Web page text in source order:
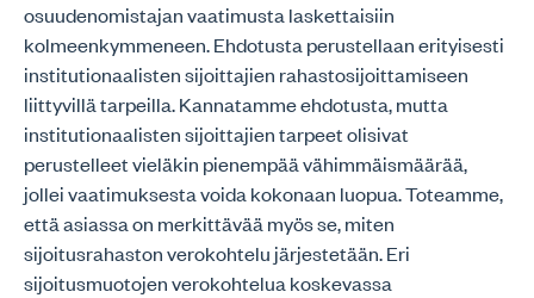
osuudenomistajan vaatimusta laskettaisiin
kolmeenkymmeneen. Ehdotusta perustellaan erityisesti
institutionaalisten sijoittajien rahastosijoittamiseen
liittyvillä tarpeilla. Kannatamme ehdotusta, mutta
institutionaalisten sijoittajien tarpeet olisivat
perustelleet vieläkin pienempää vähimmäismäärää,
jollei vaatimuksesta voida kokonaan luopua. Toteamme,
että asiassa on merkittävää myös se, miten
sijoitusrahaston verokohtelu järjestetään. Eri
sijoitusmuotojen verokohtelua koskevassa